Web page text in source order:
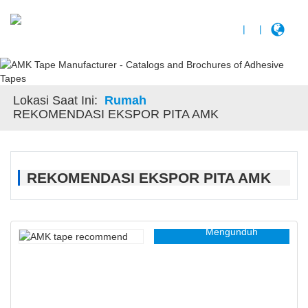
| |
Lokasi Saat Ini: Rumah
REKOMENDASI EKSPOR PITA AMK
REKOMENDASI EKSPOR PITA AMK
Pita AMK
Mengunduh